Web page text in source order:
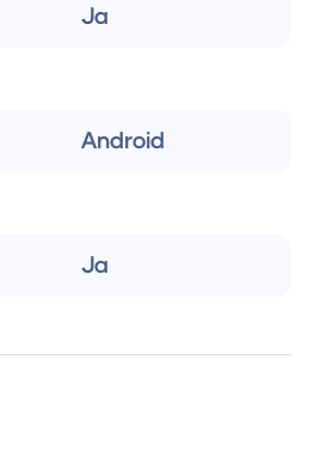
Ja
Android
Ja